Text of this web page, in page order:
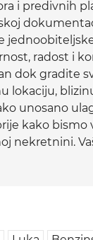
i predivnih
radost i
dok gradite
lokaciju,
unosano
kako bismo
nekretnini.